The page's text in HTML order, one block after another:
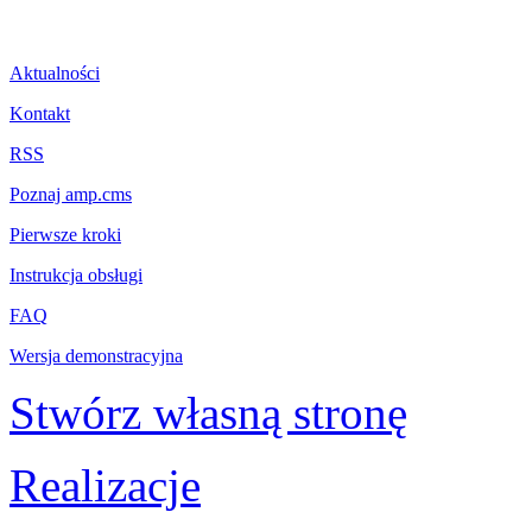
Aktualności
Kontakt
RSS
Poznaj amp.cms
Pierwsze kroki
Instrukcja obsługi
FAQ
Wersja demonstracyjna
Stwórz własną stronę
Realizacje